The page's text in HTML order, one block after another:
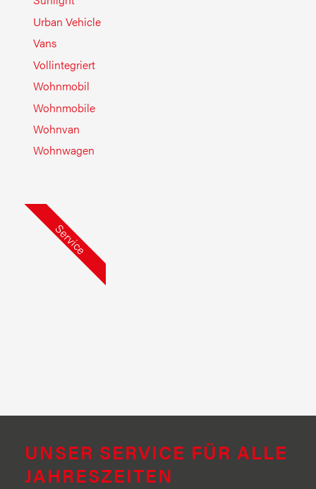
Urban Vehicle
Vans
Vollintegriert
Wohnmobil
Wohnmobile
Wohnvan
Wohnwagen
UNSER SERVICE FÜR ALLE
JAHRESZEITEN
Service